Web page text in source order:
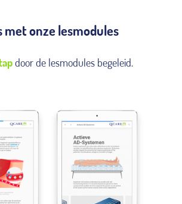
met onze lesmodules
door de lesmodules begeleid.